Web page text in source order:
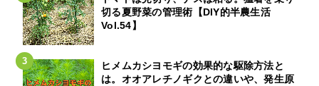
切る夏野菜の管理術【DIY的半農生活
Vol.54】
ヒメムカシヨモギの効果的な駆除方法と
は。オオアレチノギクとの違いや、発生原